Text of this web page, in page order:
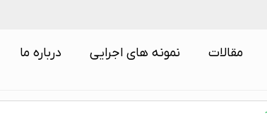
مقالات نمونه های اجرایی درباره ما